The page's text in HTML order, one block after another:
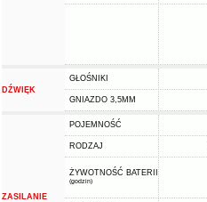
DŹWIĘK
GŁOŚNIKI
GNIAZDO 3,5MM
ZASILANIE
POJEMNOŚĆ
RODZAJ
ŻYWOTNOŚĆ BATERII
(godzin)